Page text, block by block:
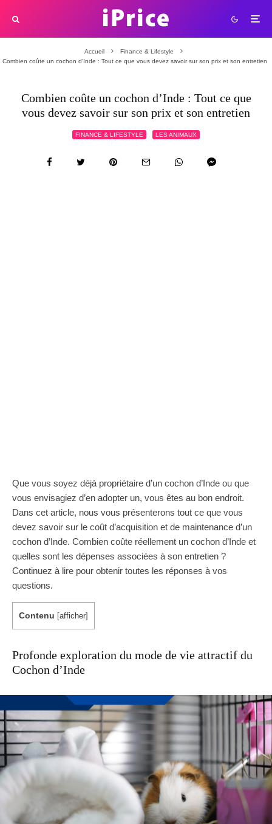
Accueil
Finance & Lifestyle
Combien coûte un cochon d’Inde : Tout ce que vous devez savoir sur son prix et son entretien
Combien coûte un cochon d’Inde : Tout ce que
vous devez savoir sur son prix et son entretien
FINANCE & LIFESTYLE LES ANIMAUX
Que vous soyez déjà propriétaire d’un cochon d’Inde ou que
vous envisagiez d’en adopter un, vous êtes au bon endroit.
Dans cet article, nous vous présenterons tout ce que vous
devez savoir sur le coût d’acquisition et de maintenance d’un
cochon d’Inde. Combien coûte réellement un cochon d’Inde et
quelles sont les dépenses associées à son entretien ?
Continuez à lire pour obtenir toutes les réponses à vos
questions.
Contenu [afficher]
Profonde exploration du mode de vie attractif du
Cochon d’Inde